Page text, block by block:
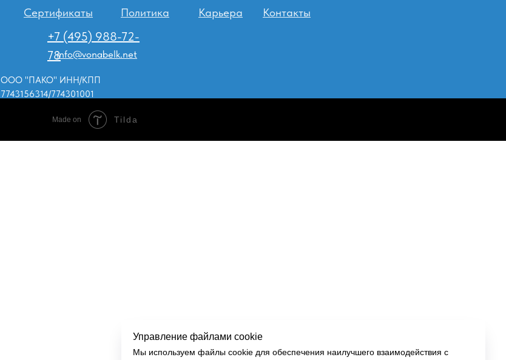
Управление файлами cookie
Мы используем файлы cookie для обеспечения наилучшего взаимодействия с
Карьера Контакты
Сертификаты Политика
+7 (495) 988-72-
78info@vonabelk.net
ООО "ПАКО" ИНН/КПП
7743156314/774301001
Made on Tilda